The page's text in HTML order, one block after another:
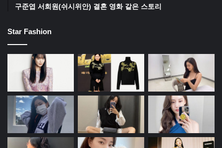
구준엽 서희원(쉬시위안) 결혼 영화 같은 스토리
Star Fashion